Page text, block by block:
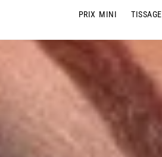
PRIX MINI TISSAGE